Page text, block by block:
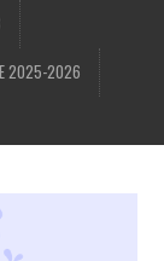
2025-2026